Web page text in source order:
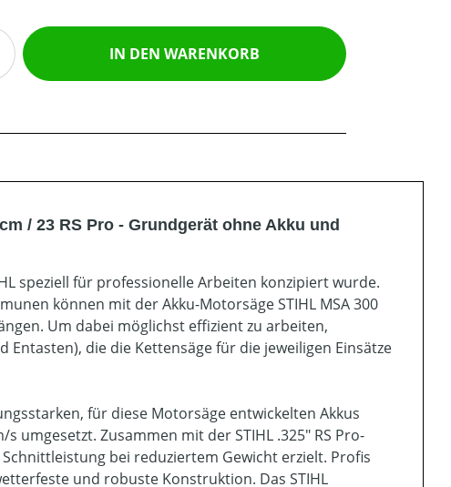
Gib den gewünschten Wert ein oder
IN DEN WARENKORB
/ 23 RS Pro - Grundgerät ohne Akku und
speziell für professionelle Arbeiten konzipiert wurde.
können mit der Akku-Motorsäge STIHL MSA 300
Um dabei möglichst effizient zu arbeiten,
die die Kettensäge für die jeweiligen Einsätze
für diese Motorsäge entwickelten Akkus
umgesetzt. Zusammen mit der STIHL .325" RS Pro-
bei reduziertem Gewicht erzielt. Profis
und robuste Konstruktion. Das STIHL